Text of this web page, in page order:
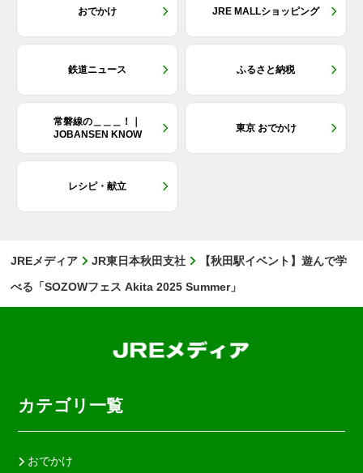
おでかけ JRE MALLショッピング
鉄道ニュース ふるさと納税
常磐線の＿＿＿！｜
JOBANSEN KNOW
東京 おでかけ
レシピ・献立
JREメディア JR東日本秋田支社
【秋田駅イベント】遊んで学
べる「SOZOWフェス Akita 2025 Summer」
カテゴリ一覧
おでかけ